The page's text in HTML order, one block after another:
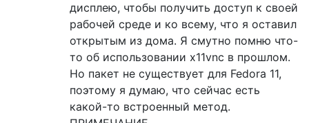
дисплею, чтобы получить доступ к своей
рабочей среде и ко всему, что я оставил
открытым из дома. Я смутно помню что-
то об использовании x11vnc в прошлом.
Но пакет не существует для Fedora 11,
поэтому я думаю, что сейчас есть
какой-то встроенный метод.